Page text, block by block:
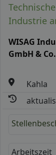
Industrie
WISAG
GmbH &
Kahla
Arbeitszeit